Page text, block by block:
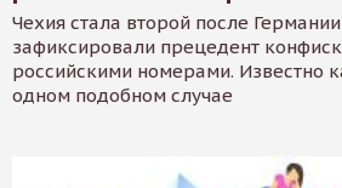
Чехия стала второй после
зафиксировали прецедент
российскими номерами. Известно
одном подобном случае